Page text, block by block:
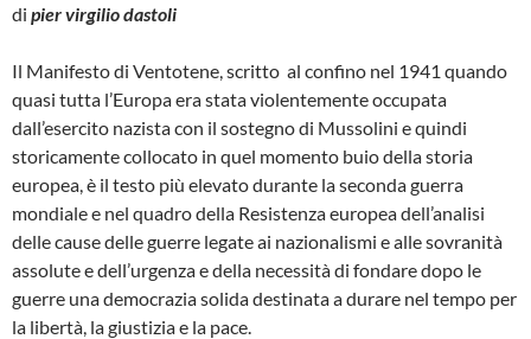
di pier virgilio dastoli
Il Manifesto di Ventotene, scritto al confino nel 1941 quando
quasi tutta l’Europa era stata violentemente occupata
dall’esercito nazista con il sostegno di Mussolini e quindi
storicamente collocato in quel momento buio della storia
europea, è il testo più elevato durante la seconda guerra
mondiale e nel quadro della Resistenza europea dell’analisi
delle cause delle guerre legate ai nazionalismi e alle sovranità
assolute e dell’urgenza e della necessità di fondare dopo le
guerre una democrazia solida destinata a durare nel tempo per
la libertà, la giustizia e la pace.